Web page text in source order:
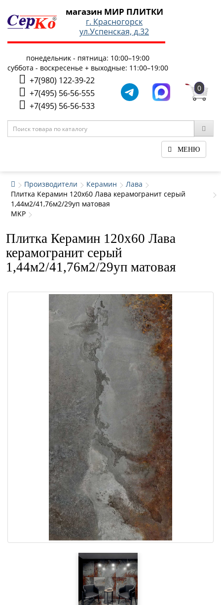
магазин МИР ПЛИТКИ
г. Красногорск
ул.Успенская, д.32
понедельник - пятница: 10:00–19:00
суббота - воскресенье + выходные: 11:00–19:00
+7(980) 122-39-22
+7(495) 56-56-555
+7(495) 56-56-533
0
МЕНЮ
Производители Керамин
Лава
Плитка Керамин 120x60 Лава керамогранит серый
1,44м2/41,76м2/29уп матовая
MKP
Плитка Керамин 120x60 Лава
керамогранит серый
1,44м2/41,76м2/29уп матовая